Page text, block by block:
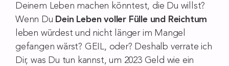
Deinem Leben machen könntest, die Du willst?
Wenn Du Dein Leben voller Fülle und Reichtum
leben würdest und nicht länger im Mangel
gefangen wärst? GEIL, oder? Deshalb verrate ich
Dir, was Du tun kannst, um 2023 Geld wie ein